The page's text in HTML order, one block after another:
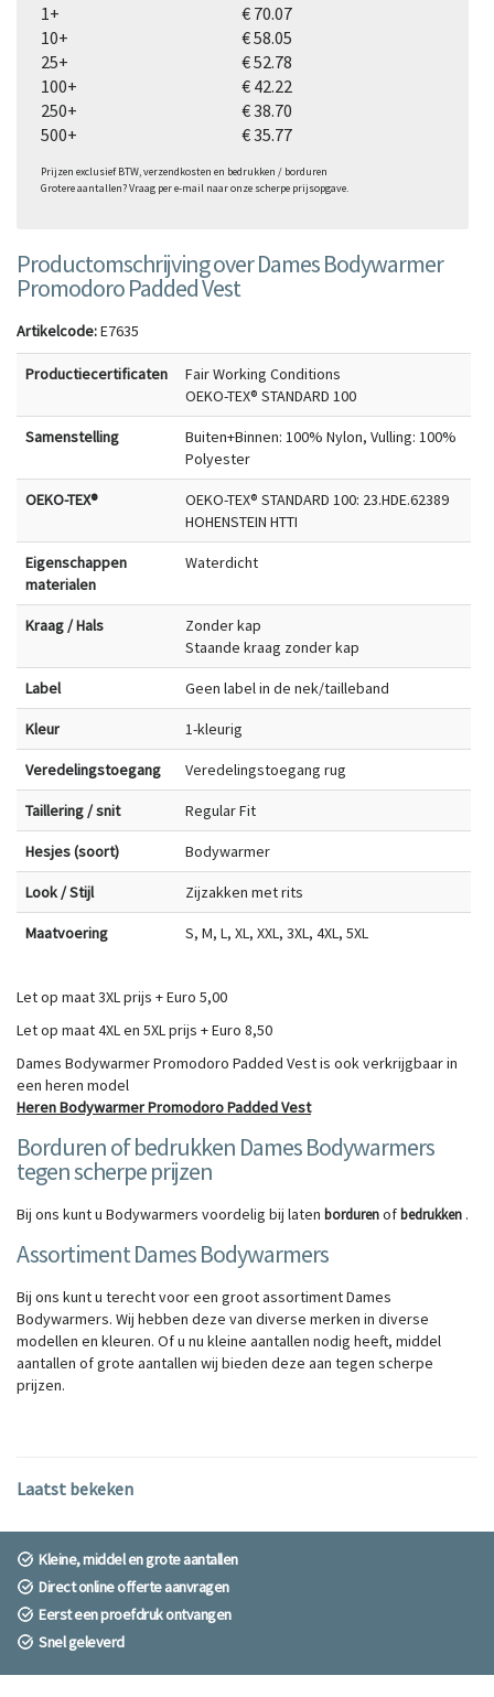
1+
€ 70.07
10+
€ 58.05
25+
€ 52.78
100+
€ 42.22
250+
€ 38.70
500+
€ 35.77
Prijzen exclusief BTW, verzendkosten en bedrukken / borduren
Grotere aantallen? Vraag per e-mail naar onze scherpe prijsopgave.
Productomschrijving over Dames Bodywarmer
Promodoro Padded Vest
Artikelcode:E7635
Productiecertificaten
Fair Working Conditions
OEKO-TEX® STANDARD 100
Samenstelling
Buiten+Binnen: 100% Nylon, Vulling: 100%
Polyester
OEKO-TEX®
OEKO-TEX® STANDARD 100: 23.HDE.62389
HOHENSTEIN HTTI
Eigenschappen
materialen
Waterdicht
Kraag / Hals
Zonder kap
Staande kraag zonder kap
Label Geen label in de nek/tailleband
Kleur 1-kleurig
Veredelingstoegang Veredelingstoegang rug
Taillering / snit Regular Fit
Hesjes (soort) Bodywarmer
Look / Stijl Zijzakken met rits
Maatvoering S, M, L, XL, XXL, 3XL, 4XL, 5XL
Let op maat 3XL prijs + Euro 5,00
Let op maat 4XL en 5XL prijs + Euro 8,50
Dames Bodywarmer Promodoro Padded Vest is ook verkrijgbaar in
een heren model
Heren Bodywarmer Promodoro Padded Vest
Borduren of bedrukken Dames Bodywarmers
tegen scherpe prijzen
Bij ons kunt u Bodywarmers voordelig bij laten bordurenof bedrukken .
Assortiment Dames Bodywarmers
Bij ons kunt u terecht voor een groot assortiment Dames
Bodywarmers. Wij hebben deze van diverse merken in diverse
modellen en kleuren. Of u nu kleine aantallen nodig heeft, middel
aantallen of grote aantallen wij bieden deze aan tegen scherpe
prijzen.
Laatst bekeken
Kleine, middel en grote aantallen
Direct online offerte aanvragen
Eerst een proefdruk ontvangen
Snel geleverd